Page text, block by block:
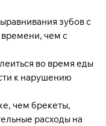
зубов с
чем с
во время еды
к нарушению
чем брекеты,
расходы на